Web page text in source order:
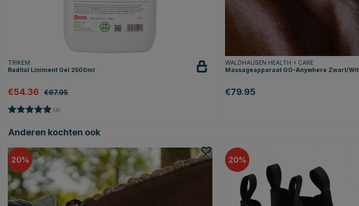
TRIKEM
Radital Liniment Gel 2500ml
€54.36 €67.95
Beoordeling: (3)
WALDHAUSEN HEALTH + CARE
Massageapparaat GO-Anywhere Zwart/Wit
€79.95
Anderen kochten ook
20 20